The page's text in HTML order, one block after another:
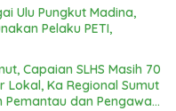
Ulu Pungkut Madina,
Pelaku PETI,
Capaian SLHS Masih 70
Lokal, Ka Regional Sumut
Pemantau dan Pengawas